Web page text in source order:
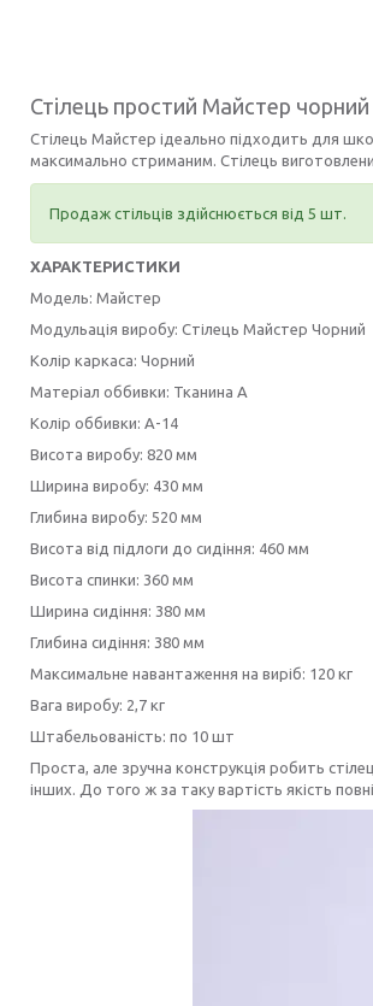
Стілець простий Майстер
Стілець Майстер ідеально підходить для
максимально стриманим. Стілець
Продаж стільців здійснюється від 5 шт.
ХАРАКТЕРИСТИКИ
Модель: Майстер
Модульація виробу: Стілець Майстер Чорний
Колір каркаса: Чорний
Матеріал оббивки: Тканина А
Колір оббивки: А-14
Висота виробу: 820 мм
Ширина виробу: 430 мм
Глибина виробу: 520 мм
Висота від підлоги до сидіння: 460 мм
Висота спинки: 360 мм
Ширина сидіння: 380 мм
Глибина сидіння: 380 мм
Максимальне навантаження на виріб: 120 кг
Вага виробу: 2,7 кг
Штабельованість: по 10 шт
Проста, але зручна конструкція робить
інших. До того ж за таку вартість якість